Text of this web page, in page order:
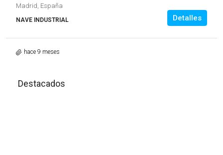
Madrid, España
NAVE INDUSTRIAL Detalles
hace 9 meses
Destacados